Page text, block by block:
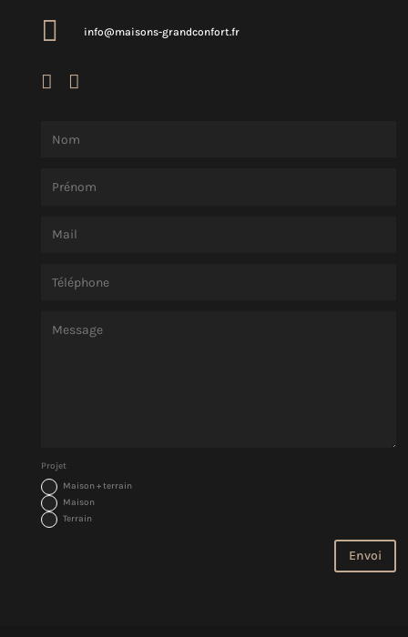
 info@maisons-grandconfort.fr
 
Projet
Maison + terrain
Maison
Terrain
Envoi